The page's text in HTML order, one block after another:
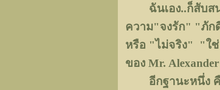
ฉันเอง..ก็สับสนวุ่
ความ"จงรัก" "ภัก
หรือ "ไม่จริง" "ใช่
ของ Mr.
อีกฐานะหนึ่ง คือ